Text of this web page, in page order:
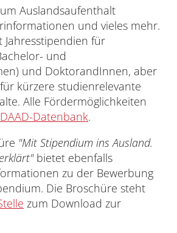
Auslandsaufenthalt
und vieles mehr.
Jahresstipendien für
und
und DoktorandInnen, aber
kürzere studienrelevante
Alle Fördermöglichkeiten
DAAD-Datenbank.
"Mit Stipendium ins Ausland.
bietet ebenfalls
zu der Bewerbung
Die Broschüre steht
zum Download zur
/ Naturwissenschaften
Forschungs-,
und
Karriere- und